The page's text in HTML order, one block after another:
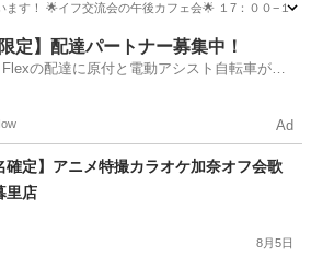
ます！ 🌟イフ交流会の午後カフェ会🌟 １7：００−１
その他
限定】配達パートナー募集中！
の配達に原付と電動アシスト自転車が登
Ad
確定】アニメ特撮カラオケ加奈オフ会歌
里店
8月5日